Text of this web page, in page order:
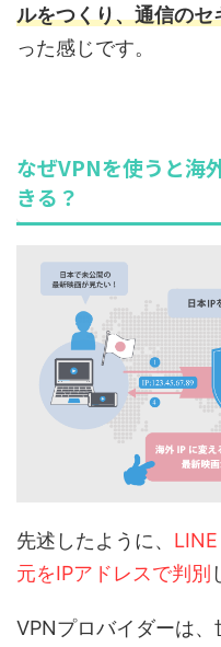
ルをつくり、通信の
った感じです。
なぜVPNを使うと海
きる？
先述したように、
元をIPアドレスで判別
VPNプロバイダーは